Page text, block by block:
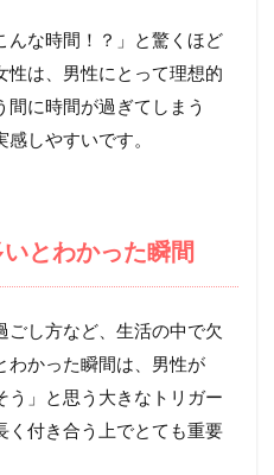
んな時間！？」と驚くほど
性は、男性にとって理想的
に時間が過ぎてしまう
しやすいです。
とわかった瞬間
し方など、生活の中で欠
わかった瞬間は、男性が
う」と思う大きなトリガー
く付き合う上でとても重要